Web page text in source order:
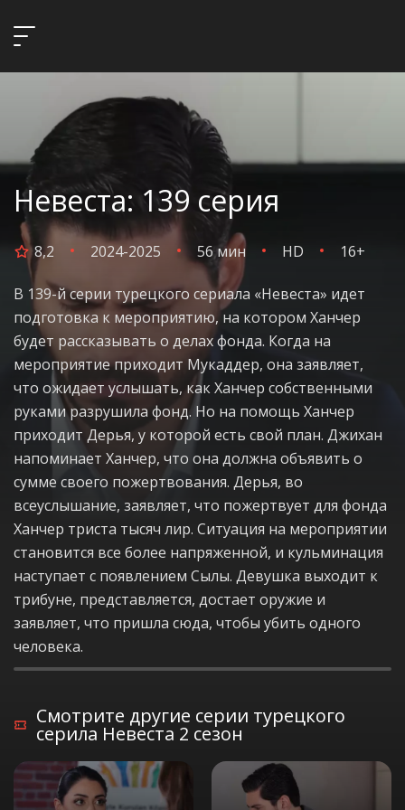
Невеста: 139 серия
8,2 2024-2025 56 мин HD 16+
В 139-й серии турецкого сериала «Невеста» идет
подготовка к мероприятию, на котором Ханчер
будет рассказывать о делах фонда. Когда на
мероприятие приходит Мукаддер, она заявляет,
что ожидает услышать, как Ханчер собственными
руками разрушила фонд. Но на помощь Ханчер
приходит Дерья, у которой есть свой план. Джихан
напоминает Ханчер, что она должна объявить о
сумме своего пожертвования. Дерья, во
всеуслышание, заявляет, что пожертвует для фонда
Ханчер триста тысяч лир. Ситуация на мероприятии
становится все более напряженной, и кульминация
наступает с появлением Сылы. Девушка выходит к
трибуне, представляется, достает оружие и
заявляет, что пришла сюда, чтобы убить одного
человека.
Смотрите другие серии турецкого
серила Невеста 2 сезон